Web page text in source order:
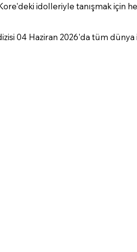
idolleriyle tanışmak için
04 Haziran 2026'da tüm dünya